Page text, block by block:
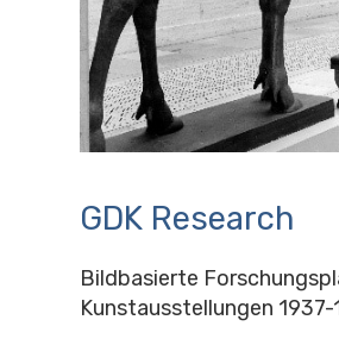
GDK Research
Bildbasierte
Kunstausstellungen